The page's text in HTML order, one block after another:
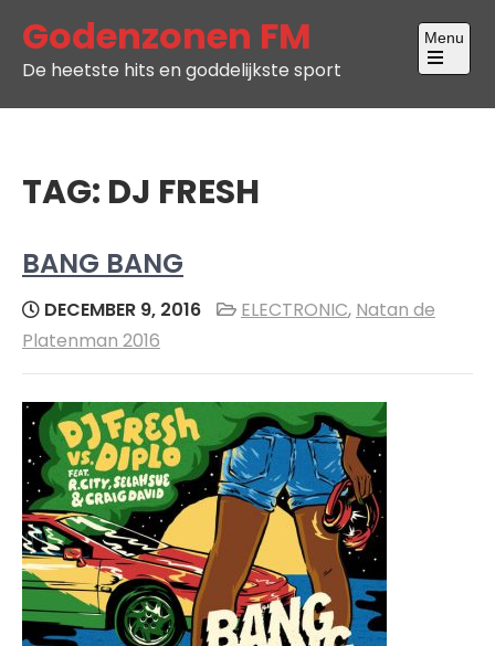
content
Godenzonen FM
De heetste hits en goddelijkste sport
Menu
Open
main
TAG: DJ FRESH
BANG BANG
DECEMBER 9, 2016 ELECTRONIC, Natan de
Platenman 2016